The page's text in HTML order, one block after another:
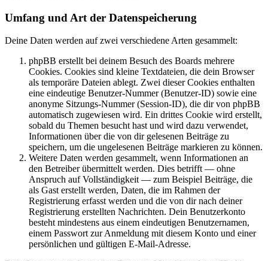
Umfang und Art der Datenspeicherung
Deine Daten werden auf zwei verschiedene Arten gesammelt:
phpBB erstellt bei deinem Besuch des Boards mehrere
Cookies. Cookies sind kleine Textdateien, die dein Browser
als temporäre Dateien ablegt. Zwei dieser Cookies enthalten
eine eindeutige Benutzer-Nummer (Benutzer-ID) sowie eine
anonyme Sitzungs-Nummer (Session-ID), die dir von phpBB
automatisch zugewiesen wird. Ein drittes Cookie wird erstellt,
sobald du Themen besucht hast und wird dazu verwendet,
Informationen über die von dir gelesenen Beiträge zu
speichern, um die ungelesenen Beiträge markieren zu können.
Weitere Daten werden gesammelt, wenn Informationen an
den Betreiber übermittelt werden. Dies betrifft — ohne
Anspruch auf Vollständigkeit — zum Beispiel Beiträge, die
als Gast erstellt werden, Daten, die im Rahmen der
Registrierung erfasst werden und die von dir nach deiner
Registrierung erstellten Nachrichten. Dein Benutzerkonto
besteht mindestens aus einem eindeutigen Benutzernamen,
einem Passwort zur Anmeldung mit diesem Konto und einer
persönlichen und gültigen E-Mail-Adresse.